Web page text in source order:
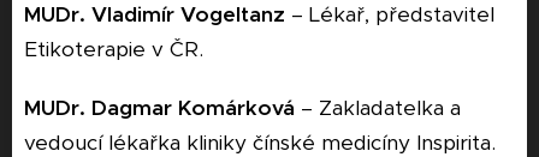
MUDr. Vladimír Vogeltanz – Lékař, představitel
Etikoterapie v ČR.
MUDr. Dagmar Komárková – Zakladatelka a
vedoucí lékařka kliniky čínské medicíny Inspirita.